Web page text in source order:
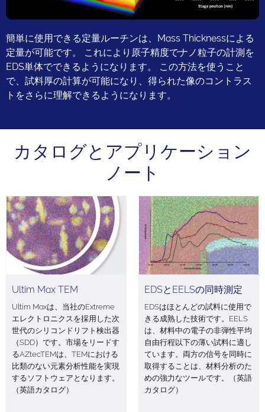
簡単に使用できる定量ルーチンは、Mass Thicknessによる
定量が可能です。 これにより原子精度でナノ粒子の計測を
EDS単体でできるようになります。 この方法を使うこと
で、試料厚の計算が可能になり、得られた像のコントラス
トをさらに理解できるようになります。
カタログとアプリケーション
ノート
Ultim Max TEM
Ultim Maxは、当社のExtreme
エレクトロニクスを採用した次
世代のシリコンドリフト検出器
（SDD）です。市場をリードす
るAZtecTEMは、TEMにおける
比類のない元素分析性能を実現
するソフトウェアとなります。
（英語カタログ）
EDSとEELSの同時測定
EDSはほとんどの試料に使用で
きる成熟した技術です。EELS
は、材料中の電子の非弾性平均
自由行程以下の薄い試料に適し
ています。両方の信号を同時に
取得することは、材料分析のた
めの強力なツールです。（英語
カタログ）